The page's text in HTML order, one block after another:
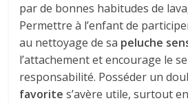
par de bonnes habitudes de
Permettre à l’enfant de
au nettoyage de sa peluche
l’attachement et encourage le
responsabilité. Posséder un
favorite s’avère utile, surtout